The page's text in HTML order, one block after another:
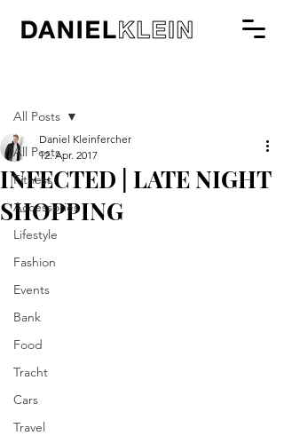
All Posts
Fitness
Accessories
Lifestyle
Fashion
Events
Bank
Food
Tracht
Cars
Travel
All Posts
INFECTED | LATE NIGHT
SHOPPING
Daniel Kleinfercher
12. Apr. 2017